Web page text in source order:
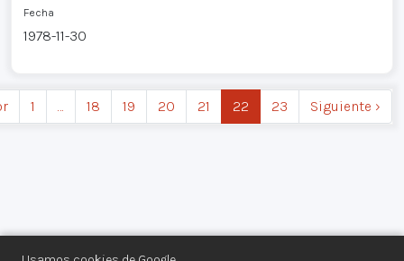
Fecha
1978-11-30
1 … 18 19 20 21 22 23 Siguiente ›